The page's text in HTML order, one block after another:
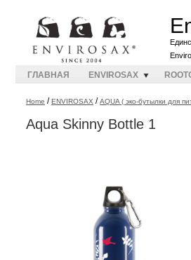
ГЛАВНАЯ ENVIROSAX
Home /ENVIROSAX /AQUA ( эко-бутылки для
Aqua Skinny Bottle 1